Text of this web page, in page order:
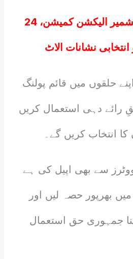
آزاد کشمیر الیکشن کمیشن، 24
نشانات الاٹ
حلقوں میں قائم پولنگ
رائے دہی استعمال کریں
کا انتخاب کریں گے۔
سے بھی اپیل کی ہے
بھرپور حصہ لیں اور
جمہوری حق استعمال